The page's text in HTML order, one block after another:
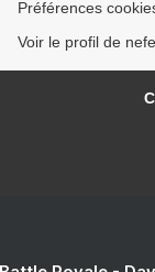
Préférences
Voir le profil de